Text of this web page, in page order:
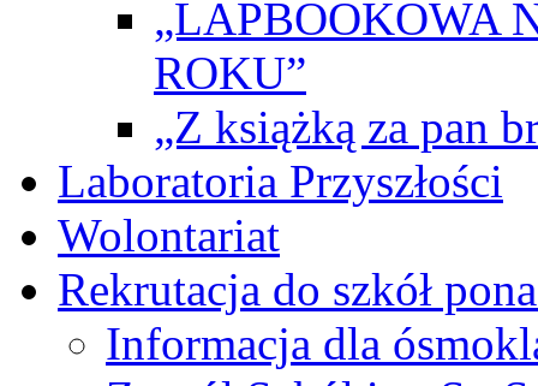
„LAPBOOKOWA
ROKU”
„Z książką za pan
Laboratoria Przyszłości
Wolontariat
Rekrutacja do szkół
Informacja dla